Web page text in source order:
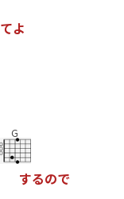
てよ
G
するので